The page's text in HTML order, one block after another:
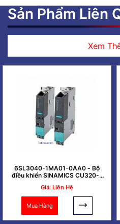
Sản Phẩm Liên
Xem
6SL3040-1MA01-0AA0 - Bộ
điều khiển SINAMICS CU320-2
Giá: Liên Hệ
Mua Hàng